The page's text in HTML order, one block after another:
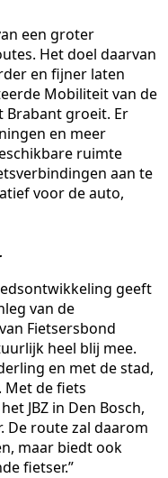
een groter
Het doel daarvan
en fijner laten
Mobiliteit van de
Brabant groeit. Er
en meer
ruimte
aan te
voor de auto,
geeft
van de
Fietsersbond
heel blij mee.
en met de stad,
Met de fiets
JBZ in Den Bosch,
De route zal daarom
maar biedt ook
fietser.”